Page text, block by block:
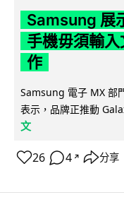
Samsung 展
手機毋須輸
作
Samsung 電子 MX 部
表示，品牌正推動
文
26 4 ↗ 分享